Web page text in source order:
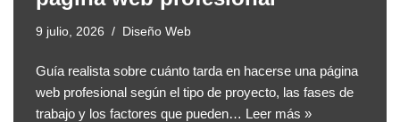
9 julio, 2026 Diseño Web
Guía realista sobre cuánto tarda en hacerse una página
web profesional según el tipo de proyecto, las fases de
trabajo y los factores que pueden… Leer más »